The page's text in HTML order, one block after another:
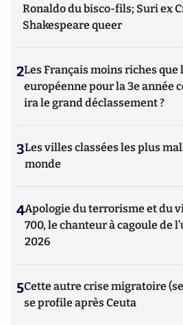
Ronaldo du bisco-fils; Suri ex
Shakespeare queer
2Les Français moins riches que
européenne pour la 3e année
ira le grand déclassement ?
3Les villes classées les plus
monde
4Apologie du terrorisme et du
700, le chanteur à cagoule de
2026
5Cette autre crise migratoire
se profile après Ceuta